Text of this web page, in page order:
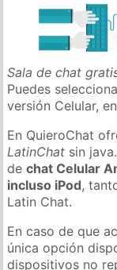
Sala de chat
Puedes
versión Celular,
En QuieroChat
LatinChat sin
dechat Celular
incluso iPod,
Latin Chat.
En caso de que
única opción
dispositivos no